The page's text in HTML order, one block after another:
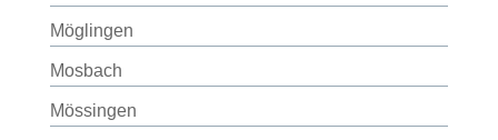
Möglingen
Mosbach
Mössingen